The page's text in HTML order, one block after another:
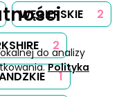
WĘGIERSKIE
2
2
1
do analizy
Polityka